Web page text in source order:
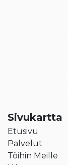
Sivukartta
Etusivu
Palvelut
Töihin Meille